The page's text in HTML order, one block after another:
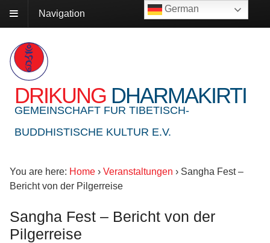
Navigation
DRIKUNG DHARMAKIRTI
GEMEINSCHAFT FUR TIBETISCH-
BUDDHISTISCHE KULTUR E.V.
You are here: Home › Veranstaltungen › Sangha Fest –
Bericht von der Pilgerreise
Sangha Fest – Bericht von der
Pilgerreise
German